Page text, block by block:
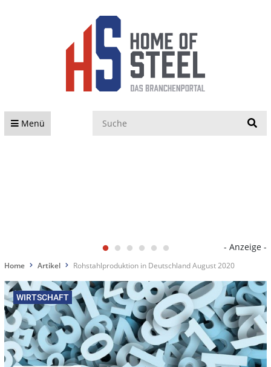
Menü
- Anzeige -
Home Artikel Rohstahlproduktion in Deutschland August 2020
WIRTSCHAFT